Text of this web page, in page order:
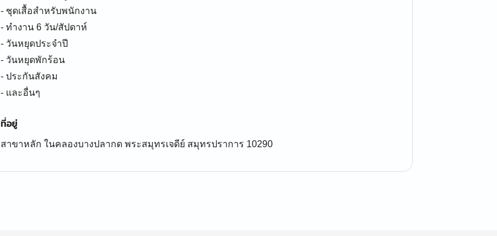
- ชุดเสื้อสำหรับพนักงาน
- ทำงาน 6 วัน/สัปดาห์
- วันหยุดประจำปี
- วันหยุดพักร้อน
- ประกันสังคม
- และอื่นๆ
ที่อยู่
สาขาหลัก ในคลองบางปลากด พระสมุทรเจดีย์ สมุทรปราการ 10290